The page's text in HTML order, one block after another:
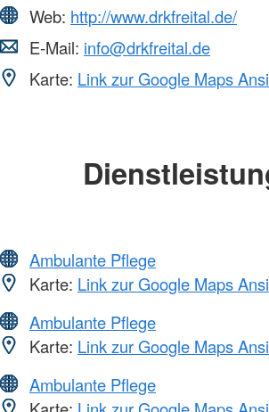
Web: http://www.drkfreital.de/
E-Mail: info@drkfreital.de
Karte: Link zur Google Maps
Ambulante Pflege
Karte: Link zur Google Maps
Ambulante Pflege
Karte: Link zur Google Maps
Ambulante Pflege